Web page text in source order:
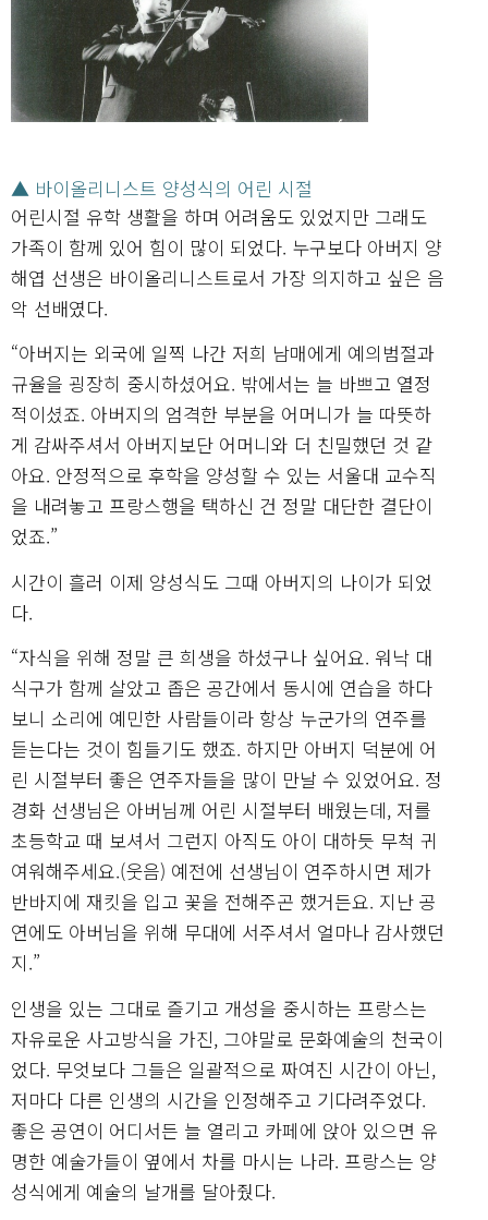
▲ 바이올리니스트 양성식의 어린 시절
어린시절 유학 생활을 하며 어려움도 있었지만 그래도
가족이 함께 있어 힘이 많이 되었다. 누구보다 아버지 양
해엽 선생은 바이올리니스트로서 가장 의지하고 싶은 음
악 선배였다.
“아버지는 외국에 일찍 나간 저희 남매에게 예의범절과
규율을 굉장히 중시하셨어요. 밖에서는 늘 바쁘고 열정
적이셨죠. 아버지의 엄격한 부분을 어머니가 늘 따뜻하
게 감싸주셔서 아버지보단 어머니와 더 친밀했던 것 같
아요. 안정적으로 후학을 양성할 수 있는 서울대 교수직
을 내려놓고 프랑스행을 택하신 건 정말 대단한 결단이
었죠.”
시간이 흘러 이제 양성식도 그때 아버지의 나이가 되었
다.
“자식을 위해 정말 큰 희생을 하셨구나 싶어요. 워낙 대
식구가 함께 살았고 좁은 공간에서 동시에 연습을 하다
보니 소리에 예민한 사람들이라 항상 누군가의 연주를
듣는다는 것이 힘들기도 했죠. 하지만 아버지 덕분에 어
린 시절부터 좋은 연주자들을 많이 만날 수 있었어요. 정
경화 선생님은 아버님께 어린 시절부터 배웠는데, 저를
초등학교 때 보셔서 그런지 아직도 아이 대하듯 무척 귀
여워해주세요.(웃음) 예전에 선생님이 연주하시면 제가
반바지에 재킷을 입고 꽃을 전해주곤 했거든요. 지난 공
연에도 아버님을 위해 무대에 서주셔서 얼마나 감사했던
지.”
인생을 있는 그대로 즐기고 개성을 중시하는 프랑스는
자유로운 사고방식을 가진, 그야말로 문화예술의 천국이
었다. 무엇보다 그들은 일괄적으로 짜여진 시간이 아닌,
저마다 다른 인생의 시간을 인정해주고 기다려주었다.
좋은 공연이 어디서든 늘 열리고 카페에 앉아 있으면 유
명한 예술가들이 옆에서 차를 마시는 나라. 프랑스는 양
성식에게 예술의 날개를 달아줬다.